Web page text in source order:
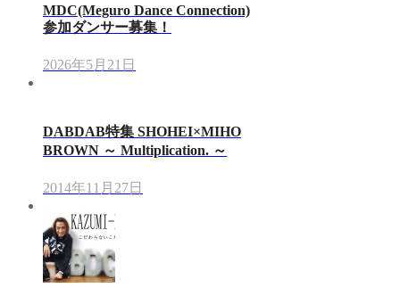
MDC(Meguro Dance Connection)
参加ダンサー募集！
2026年5月21日
DABDAB特集 SHOHEI×MIHO
BROWN ～ Multiplication. ～
2014年11月27日